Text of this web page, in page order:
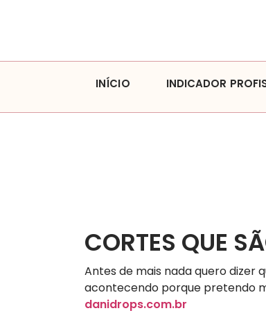
INÍCIO INDICADOR
CORTES QUE
Antes de mais nada quero dizer
acontecendo porque pretendo
danidrops.com.br